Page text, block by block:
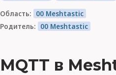
Область: 00 Meshtastic
Родитель: 00 Meshtastic
MQTT в